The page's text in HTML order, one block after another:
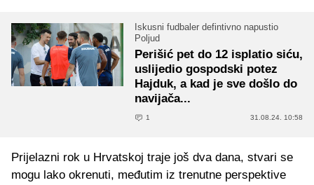
Iskusni fudbaler defintivno napustio
Poljud
Perišić pet do 12 isplatio siću,
uslijedio gospodski potez
Hajduk, a kad je sve došlo do
navijača...
1 31.08.24. 10:58
Prijelazni rok u Hrvatskoj traje još dva dana, stvari se
mogu lako okrenuti, međutim iz trenutne perspektive